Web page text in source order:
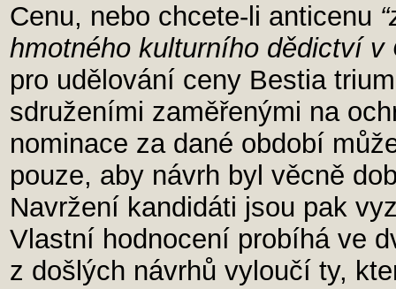
Cenu, nebo chcete-li anticenu
hmotného kulturního dědictví v
pro udělování ceny Bestia
sdruženími zaměřenými na
nominace za dané období
pouze, aby návrh byl věcně
Navržení kandidáti jsou pak
Vlastní hodnocení probíhá ve
z došlých návrhů vyloučí ty,